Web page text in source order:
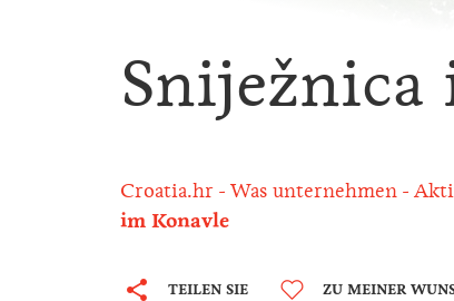
Sniježnica
Croatia.hr Was unternehmen
im Konavle
TEILEN SIE ZU MEINER